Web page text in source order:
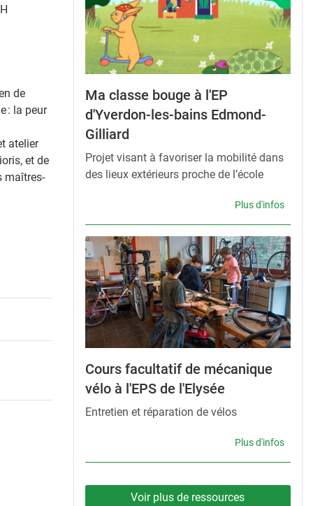
de
: la peur
atelier
et de
maîtres-
Ma classe bouge à l'EP
d'Yverdon-les-bains Edmond-
Gilliard
Projet visant à favoriser la mobilité dans
des lieux extérieurs proche de l’école
Plus d'infos
Cours facultatif de mécanique
vélo à l'EPS de l'Elysée
Entretien et réparation de vélos
Plus d'infos
Voir plus de ressources